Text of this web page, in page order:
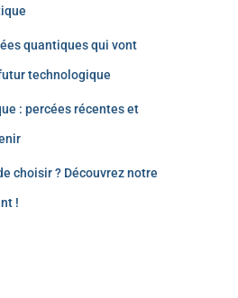
quantiques qui vont
technologique
: percées récentes et
choisir ? Découvrez notre
!